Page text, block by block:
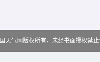
天气网版权所有，未经书面授权